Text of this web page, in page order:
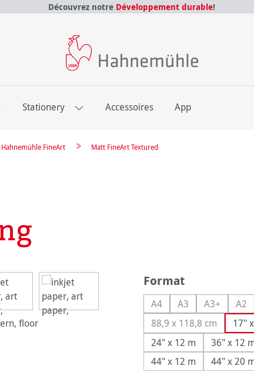
Découvrez notre Développement durable!
Stationery Accessoires App
Matt FineArt Textured
Hahnemühle FineArt
Sélectionnez
Format
A4(Cette option n'est pas
A3(Cette option n'est
A3+(CetteA2
88,9 x 118,8 cm
(Cette option17"
24" x 12 m
36" x 12
44" x 12 m
44" x 20